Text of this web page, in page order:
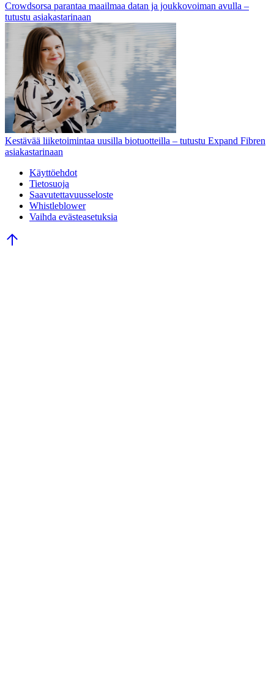
Crowdsorsa parantaa maailmaa datan ja joukkovoiman avulla –
tutustu asiakastarinaan
Kestävää liiketoimintaa uusilla biotuotteilla – tutustu Expand Fibren
asiakastarinaan
Käyttöehdot
Tietosuoja
Saavutettavuusseloste
Whistleblower
Vaihda evästeasetuksia